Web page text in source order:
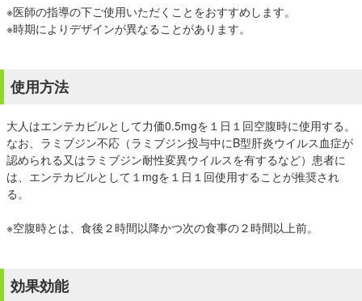
※医師の指導の下ご使用いただくことをおすすめします。
※時期によりデザインが異なることがあります。
使用方法
大人はエンテカビルとして力価0.5mgを１日１回空腹時に使用する。
なお、ラミブジン不応（ラミブジン投与中にB型肝炎ウイルス血症が
認められる又はラミブジン耐性変異ウイルスを有するなど）患者に
は、エンテカビルとして１mgを１日１回使用することが推奨され
る。
※空腹時とは、食後２時間以降かつ次の食事の２時間以上前。
効果効能